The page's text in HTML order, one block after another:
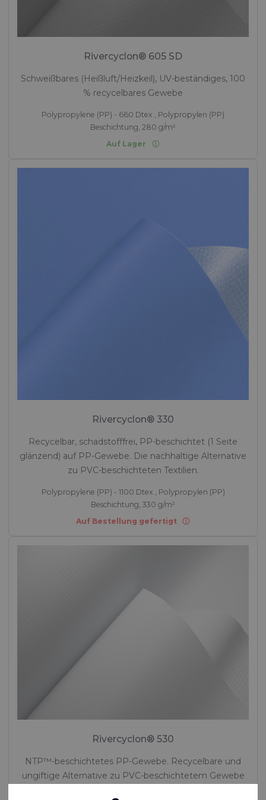
Stoffe für Strukturen und Zelte
EPEA Circularity Passport Rivercyclon
Wiederverwertbarkeit und des CO2-Fußabdrucks von
Rivercyclon® 605 SD
Schweißbares (Heißluft/Heizkeil), UV-beständiges, 100
% recycelbares Gewebe
Polypropylene (PP) - 660 Dtex , Polypropylen (PP)
Beschichtung, 280 g/m²
Auf Lager
Rivercyclon® 330
Recycelbar, schadstofffrei, PP-beschichtet (1 Seite
glänzend) auf PP-Gewebe. Die nachhaltige Alternative
zu PVC-beschichteten Textilien.
Polypropylene (PP) - 1100 Dtex , Polypropylen (PP)
Beschichtung, 330 g/m²
Auf Bestellung gefertigt
Rivercyclon® 530
NTP™-beschichtetes PP-Gewebe. Recycelbare und
ungiftige Alternative zu PVC-beschichtetem Gewebe
Polypropylene (PP) - 1100 Dtex , Polypropylen (PP)